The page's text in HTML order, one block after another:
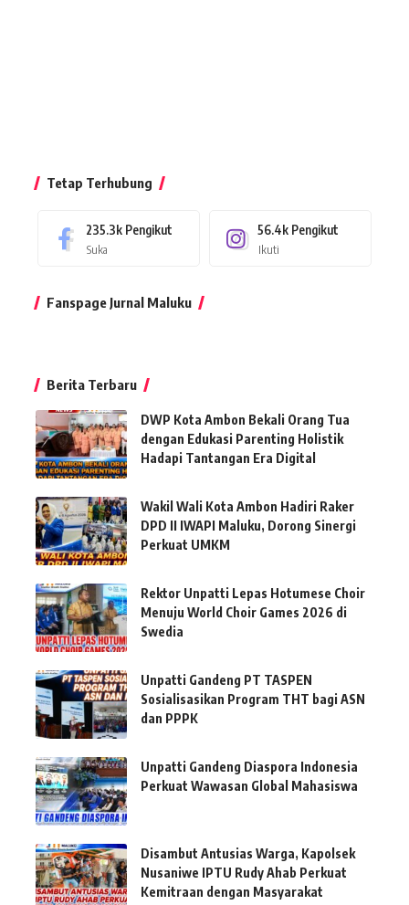
Tetap Terhubung
235.3k Pengikut
Suka
56.4k Pengikut
Ikuti
Fanspage Jurnal Maluku
Berita Terbaru
DWP Kota Ambon Bekali Orang Tua
dengan Edukasi Parenting Holistik
Hadapi Tantangan Era Digital
Wakil Wali Kota Ambon Hadiri Raker
DPD II IWAPI Maluku, Dorong Sinergi
Perkuat UMKM
Rektor Unpatti Lepas Hotumese Choir
Menuju World Choir Games 2026 di
Swedia
Unpatti Gandeng PT TASPEN
Sosialisasikan Program THT bagi ASN
dan PPPK
Unpatti Gandeng Diaspora Indonesia
Perkuat Wawasan Global Mahasiswa
Disambut Antusias Warga, Kapolsek
Nusaniwe IPTU Rudy Ahab Perkuat
Kemitraan dengan Masyarakat